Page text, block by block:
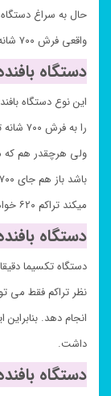
واقعی فرش ۷۰۰ شانه متعلق به کدام دستگاه است
دستگاه
را به فرش ۷۰۰ شانه تنظیم کرده اند.
میکند تراکم ۶۲۰ خواهد بود.
دستگاه
داشت.
دستگاه